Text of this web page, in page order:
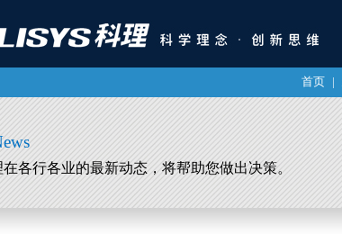
首页 |
各行各业的最新动态，将帮助您做出决策。